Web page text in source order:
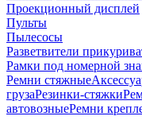
Проекционный дисплей
Пульты
Пылесосы
Разветвители
Рамки под номерной
Ремни стяжные
грузаРезинки-стяжки
автовозныеРемни